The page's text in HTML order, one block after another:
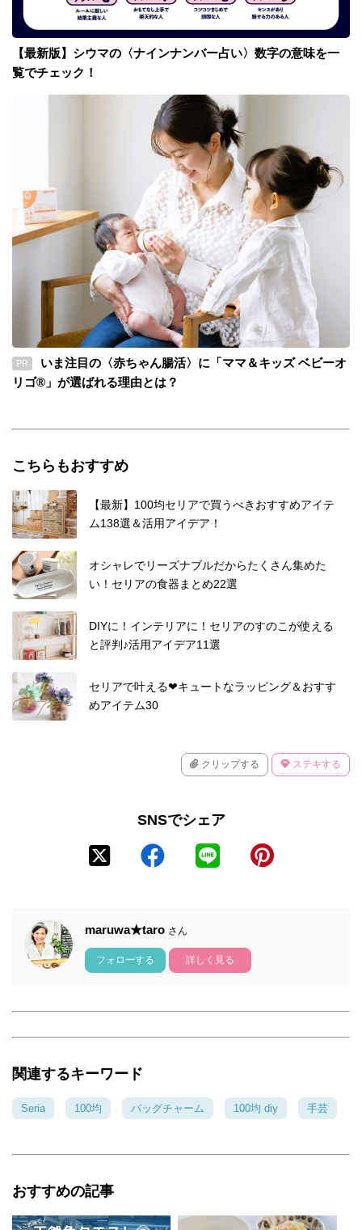
【最新版】シウマの〈ナインナンバー占い〉数字の意味を一
覧でチェック！
PR
いま注目の〈赤ちゃん腸活〉に「ママ＆キッズ ベビーオ
リゴ®」が選ばれる理由とは？
こちらもおすすめ
【最新】100均セリアで買うべきおすすめアイテ
ム138選＆活用アイデア！
オシャレでリーズナブルだからたくさん集めた
い！セリアの食器まとめ22選
DIYに！インテリアに！セリアのすのこが使える
と評判♪活用アイデア11選
セリアで叶える❤キュートなラッピング＆おすす
めアイテム30
クリップする ステキする
SNSでシェア
maruwa★taro さん
フォローする 詳しく見る
関連するキーワード
Seria 100均 バッグチャーム 100均 diy 手芸
おすすめの記事